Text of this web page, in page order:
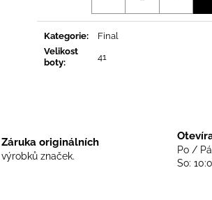
Kategorie:
Final
Velikost
boty:
41
Záruka originálních
výrobků značek.
Po /
So:
SKINHEADS NEVER DIE - BLACK